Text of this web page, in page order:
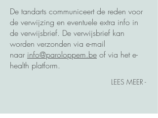
De tandarts communiceert de reden voor
de verwijzing en eventuele extra info in
de verwijsbrief. De verwijsbrief kan
worden verzonden via e-mail
naar info@paroloppem.be of via het e-
health platform.​
- LEES MEER